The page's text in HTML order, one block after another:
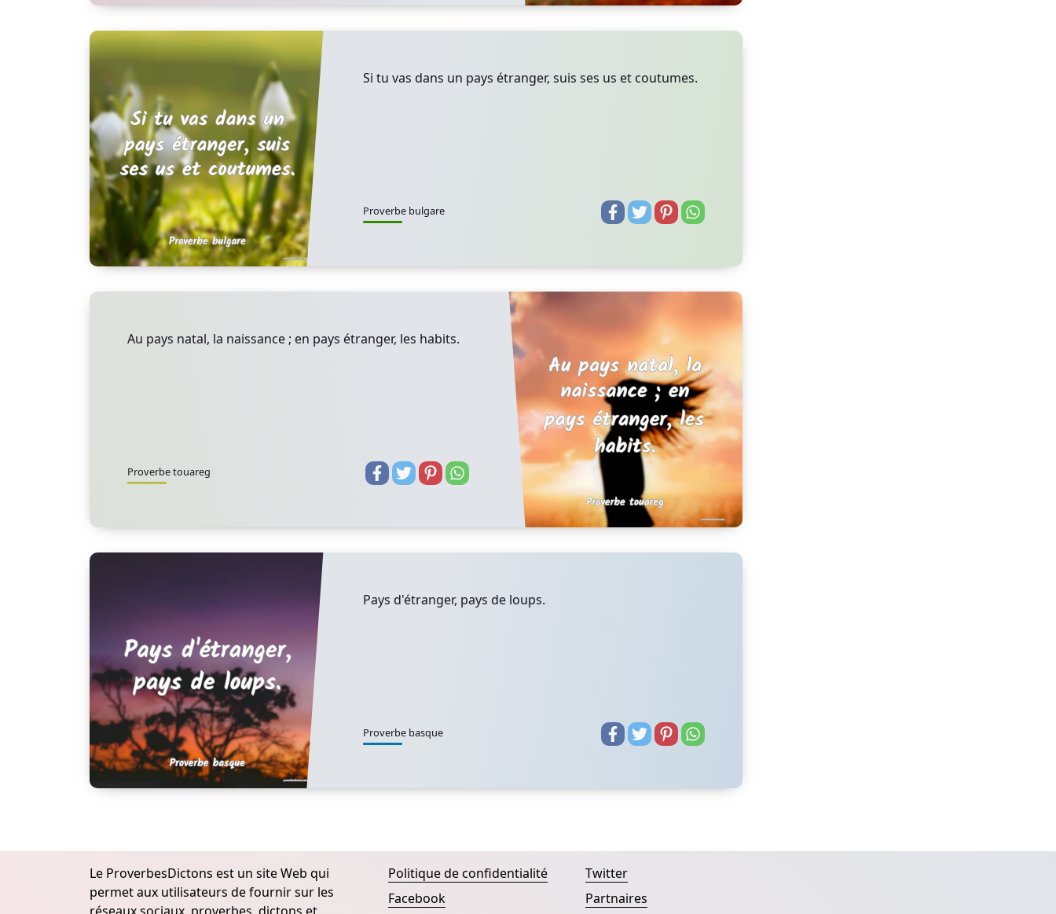
Si tu vas dans un pays étranger, suis ses us et coutumes.
Proverbe bulgare
Au pays natal, la naissance ; en pays étranger, les habits.
Proverbe touareg
Pays d'étranger, pays de loups.
Proverbe basque
Le ProverbesDictons est un site Web qui
permet aux utilisateurs de fournir sur les
Politique de confidentialité
Facebook
Twitter
Partnaires